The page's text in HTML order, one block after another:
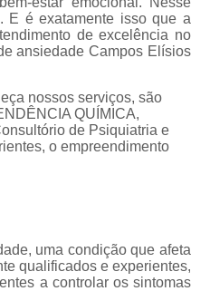
Tratamento da
Tratamento para Ansiedade
Tratamento para
para Ansiedade São
Tratamento
Tratamento para
Tratamento
Tratamento de
Tratamento de
E é exatamente isso que a
de excelência no
ansiedade Campos Elísios
nossos serviços, são
QUÍMICA,
de Psiquiatria e
o empreendimento
uma condição que afeta
qualificados e experientes,
a controlar os sintomas